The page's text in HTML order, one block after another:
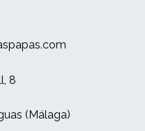
8
(Málaga)